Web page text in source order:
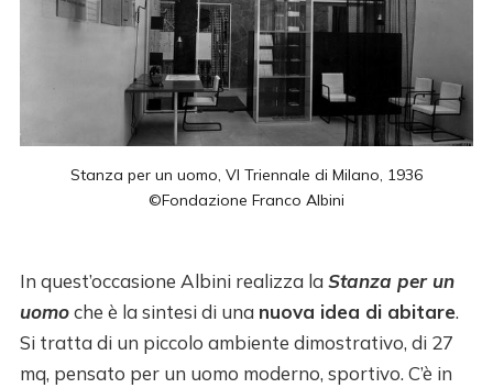
Stanza per un uomo, VI Triennale di Milano, 1936
©Fondazione Franco Albini
In quest’occasione Albini realizza laStanza per un
uomoche è la sintesi di una nuova idea di abitare.
Si tratta di un piccolo ambiente dimostrativo, di 27
mq, pensato per un uomo moderno, sportivo. C’è in